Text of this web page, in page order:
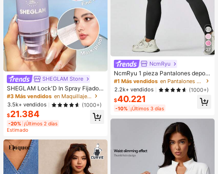
SHEGLAM Store
SHEGLAM Lock'D In Spray Fijador
Marca De Belleza CosméTica Maq
uillaje Para Mujeres Y NiñAs
#3 Más vendidos
en Maquillaje facial
3.5k+ vendidos
(1000+)
$21.384
-20% ¡Últimos 2 días
Estimado
27
NcmRyu
NcmRyu 1 pieza Pantalones deporti
vos negros de primavera para muje
r, de uso casual al aire libre, con efe
cto moldeador y elevador, aptos par
a yoga, fitness, running, tenis y entr
enamiento
#1 Más vendidos
en Pantalones deportivos para mujer
2.2k+ vendidos
(1000+)
$40.221
-10% ¡Últimos 3 días